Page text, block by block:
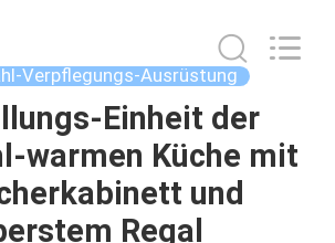
Verpflegungs-Ausrüstung
Einheit der
warmen Küche mit
und
Regal